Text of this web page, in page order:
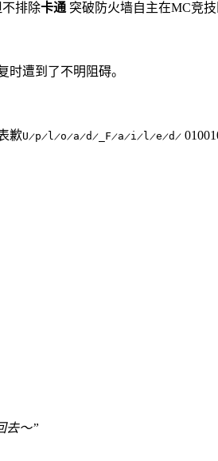
排除卡通 突破防火墙自主在MC竞
时遭到了不明阻碍。
歉U̷p̷l̷o̷a̷d̷_F̷a̷i̷l̷e̷d̷
去～”